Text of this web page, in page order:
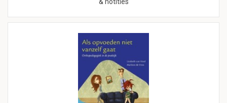
& notities